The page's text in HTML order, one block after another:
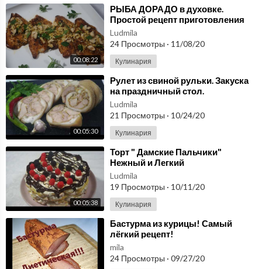
00:08:22
⁣РЫБА ДОРАДО в духовке.
Простой рецепт приготовления
Ludmila
24 Просмотры · 11/08/20
Кулинария
00:05:30
⁣Рулет из свиной рульки. Закуска
на праздничный стол.
Ludmila
21 Просмотры · 10/24/20
Кулинария
00:05:38
⁣Торт " Дамские Пальчики"
Нежный и Легкий
Ludmila
19 Просмотры · 10/11/20
Кулинария
⁣Бастурма из курицы! Самый
лёгкий рецепт!
mila
24 Просмотры · 09/27/20